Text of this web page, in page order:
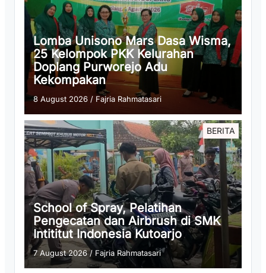
Lomba Unisono Mars Dasa Wisma,
25 Kelompok PKK Kelurahan
Doplang Purworejo Adu
Kekompakan
8 August 2026 / Fajria Rahmatasari
BERITA
School of Spray, Pelatihan
Pengecatan dan Airbrush di SMK
Intititut Indonesia Kutoarjo
7 August 2026/ Fajria Rahmatasari